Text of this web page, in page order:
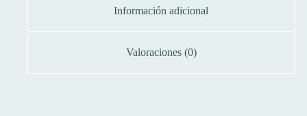
Información adicional
Valoraciones (0)